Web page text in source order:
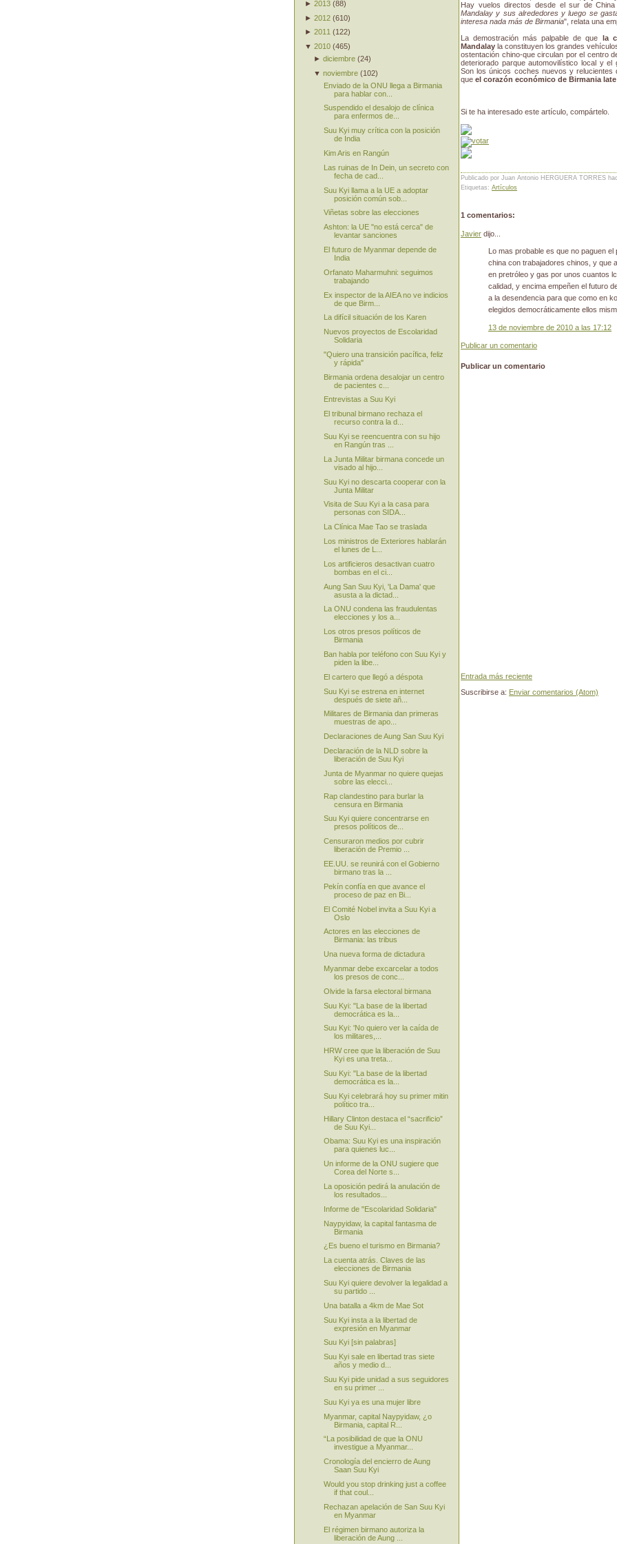
Hay vuelos directos desde el sur de
Mandalay y sus alrededores y luego se
interesa nada más de Birmania", relata una
La demostración más palpable de que la
Mandalay la constituyen los grandes
ostentación chino-que circulan por el centro
deteriorado parque automovilístico local y
Son los únicos coches nuevos y
que el corazón económico de Birmania
Si te ha interesado este artículo, compártelo.
Publicado por Juan Antonio HERGUERA TORRES
Etiquetas: Artículos
1 comentarios:
Javier dijo...
Lo mas probable es que no paguen
china con trabajadores chinos, y que
en pretróleo y gas por unos cuantos
calidad, y encima empeñen el futuro
a la desendencia para que como en
elegidos democráticamente ellos
13 de noviembre de 2010 a las 17:12
Publicar un comentario
Publicar un comentario
Entrada más reciente
Suscribirse a: Enviar comentarios (Atom)
► 2013 (88)
► 2012 (610)
► 2011 (122)
▼ 2010 (465)
►diciembre (24)
▼noviembre (102)
Enviado de la ONU llega a Birmania
para hablar con...
Suspendido el desalojo de clínica
para enfermos de...
Suu Kyi muy crítica con la posición
de India
Kim Aris en Rangún
Las ruinas de In Dein, un secreto con
fecha de cad...
Suu Kyi llama a la UE a adoptar
posición común sob...
Viñetas sobre las elecciones
Ashton: la UE "no está cerca" de
levantar sanciones
El futuro de Myanmar depende de
India
Orfanato Maharmuhni: seguimos
trabajando
Ex inspector de la AIEA no ve indicios
de que Birm...
La difícil situación de los Karen
Nuevos proyectos de Escolaridad
Solidaria
"Quiero una transición pacífica, feliz
y rápida"
Birmania ordena desalojar un centro
de pacientes c...
Entrevistas a Suu Kyi
El tribunal birmano rechaza el
recurso contra la d...
Suu Kyi se reencuentra con su hijo
en Rangún tras ...
La Junta Militar birmana concede un
visado al hijo...
Suu Kyi no descarta cooperar con la
Junta Militar
Visita de Suu Kyi a la casa para
personas con SIDA...
La Clínica Mae Tao se traslada
Los ministros de Exteriores hablarán
el lunes de L...
Los artificieros desactivan cuatro
bombas en el ci...
Aung San Suu Kyi, 'La Dama' que
asusta a la dictad...
La ONU condena las fraudulentas
elecciones y los a...
Los otros presos políticos de
Birmania
Ban habla por teléfono con Suu Kyi y
piden la libe...
El cartero que llegó a déspota
Suu Kyi se estrena en internet
después de siete añ...
Militares de Birmania dan primeras
muestras de apo...
Declaraciones de Aung San Suu Kyi
Declaración de la NLD sobre la
liberación de Suu Kyi
Junta de Myanmar no quiere quejas
sobre las elecci...
Rap clandestino para burlar la
censura en Birmania
Suu Kyi quiere concentrarse en
presos políticos de...
Censuraron medios por cubrir
liberación de Premio ...
EE.UU. se reunirá con el Gobierno
birmano tras la ...
Pekín confía en que avance el
proceso de paz en Bi...
El Comité Nobel invita a Suu Kyi a
Oslo
Actores en las elecciones de
Birmania: las tribus
Una nueva forma de dictadura
Myanmar debe excarcelar a todos
los presos de conc...
Olvide la farsa electoral birmana
Suu Kyi: "La base de la libertad
democrática es la...
Suu Kyi: 'No quiero ver la caída de
los militares,...
HRW cree que la liberación de Suu
Kyi es una treta...
Suu Kyi: "La base de la libertad
democrática es la...
Suu Kyi celebrará hoy su primer mitin
político tra...
Hillary Clinton destaca el “sacrificio”
de Suu Kyi...
Obama: Suu Kyi es una inspiración
para quienes luc...
Un informe de la ONU sugiere que
Corea del Norte s...
La oposición pedirá la anulación de
los resultados...
Informe de "Escolaridad Solidaria"
Naypyidaw, la capital fantasma de
Birmania
¿Es bueno el turismo en Birmania?
La cuenta atrás. Claves de las
elecciones de Birmania
Suu Kyi quiere devolver la legalidad a
su partido ...
Una batalla a 4km de Mae Sot
Suu Kyi insta a la libertad de
expresión en Myanmar
Suu Kyi [sin palabras]
Suu Kyi sale en libertad tras siete
años y medio d...
Suu Kyi pide unidad a sus seguidores
en su primer ...
Suu Kyi ya es una mujer libre
Myanmar, capital Naypyidaw, ¿o
Birmania, capital R...
“La posibilidad de que la ONU
investigue a Myanmar...
Cronología del encierro de Aung
Saan Suu Kyi
Would you stop drinking just a coffee
if that coul...
Rechazan apelación de San Suu Kyi
en Myanmar
El régimen birmano autoriza la
liberación de Aung ...